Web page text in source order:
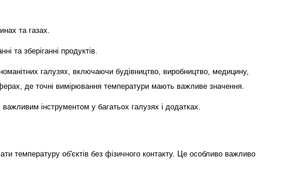
та газах.
та зберіганні продуктів.
галузях, включаючи будівництво, виробництво, медицину,
де точні вимірювання температури мають важливе значення.
інструментом у багатьох галузях і додатках.
температуру об'єктів без фізичного контакту. Це особливо важливо